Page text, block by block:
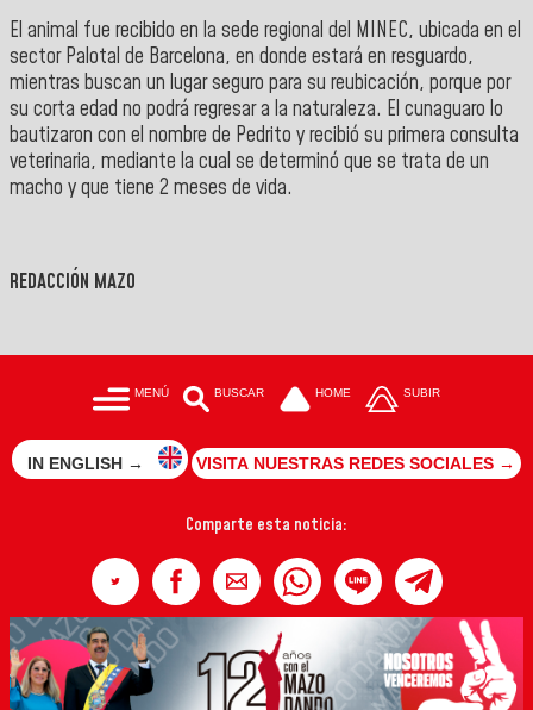
El animal fue recibido en la sede regional del MINEC, ubicada en el
sector Palotal de Barcelona, en donde estará en resguardo,
mientras buscan un lugar seguro para su reubicación, porque por
su corta edad no podrá regresar a la naturaleza. El cunaguaro lo
bautizaron con el nombre de Pedrito y recibió su primera consulta
veterinaria, mediante la cual se determinó que se trata de un
macho y que tiene 2 meses de vida.
REDACCIÓN MAZO
MENÚ BUSCAR HOME SUBIR
IN ENGLISH → VISITA NUESTRAS REDES SOCIALES →
Comparte esta noticia: